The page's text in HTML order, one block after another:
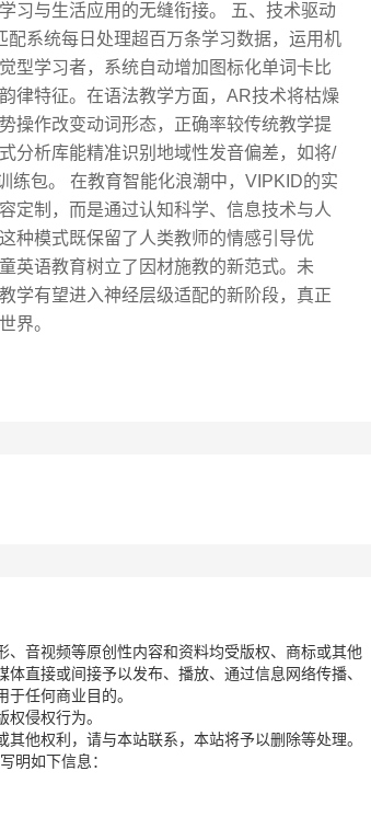
习与生活应用的无缝衔接。 五、技术驱动
系统每日处理超百万条学习数据，运用机
型学习者，系统自动增加图标化单词卡比
律特征。在语法教学方面，AR技术将枯燥
操作改变动词形态，正确率较传统教学提
分析库能精准识别地域性发音偏差，如将/
练包。 在教育智能化浪潮中，VIPKID的实
制，而是通过认知科学、信息技术与人
种模式既保留了人类教师的情感引导优
英语教育树立了因材施教的新范式。未
学有望进入神经层级适配的新阶段，真正
界。
音视频等原创性内容和资料均受版权、商标或其他
直接或间接予以发布、播放、通过信息网络传播、
任何商业目的。
侵权行为。
他权利，请与本站联系，本站将予以删除等处理。
明如下信息：